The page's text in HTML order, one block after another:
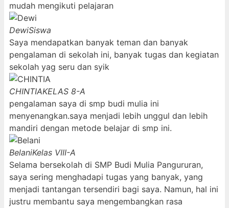
mudah mengikuti pelajaran
DewiSiswa
Saya mendapatkan banyak teman dan banyak
pengalaman di sekolah ini, banyak tugas dan kegiatan
sekolah yag seru dan syik
CHINTIAKELAS 8-A
pengalaman saya di smp budi mulia ini
menyenangkan.saya menjadi lebih unggul dan lebih
mandiri dengan metode belajar di smp ini.
BelaniKelas VIII-A
Selama bersekolah di SMP Budi Mulia Pangururan,
saya sering menghadapi tugas yang banyak, yang
menjadi tantangan tersendiri bagi saya. Namun, hal ini
justru membantu saya mengembangkan rasa